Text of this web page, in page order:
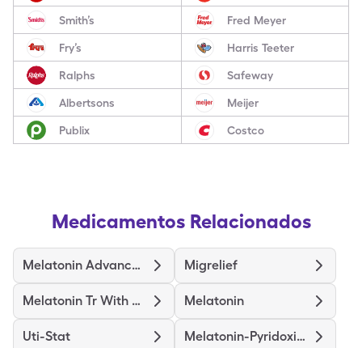
Smith’s Fred Meyer
Fry’s Harris Teeter
Ralphs Safeway
Albertsons Meijer
Publix Costco
Medicamentos Relacionados
Melatonin Advanced Sleep Migrelief
Melatonin Tr With Vitamin B6 Melatonin
Uti-Stat Melatonin-Pyridoxine